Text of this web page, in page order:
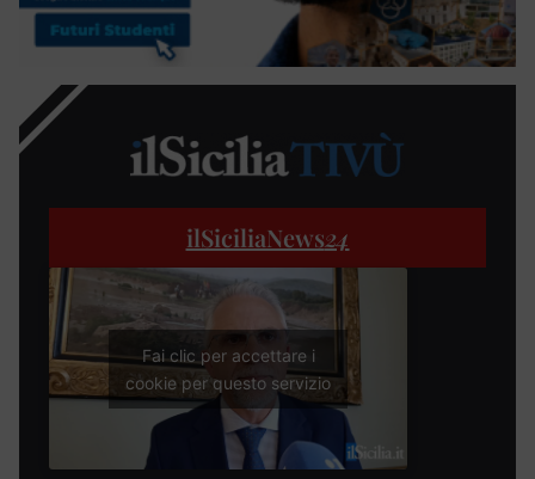
ilSiciliaNews24
Fai clic per accettare i
cookie per questo servizio